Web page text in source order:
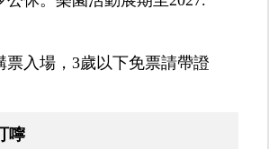
入場，3歲以下免票請帶證
嚀